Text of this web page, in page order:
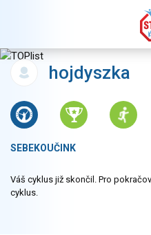
hojdyszka
SEBEKOUČINK
Váš cyklus již skončil. Pro
cyklus.